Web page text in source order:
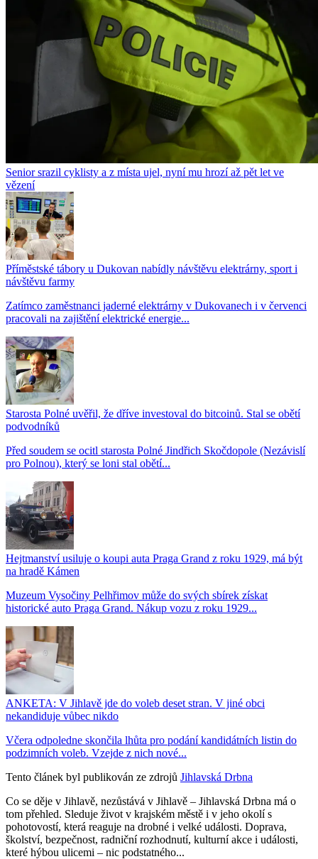
Senior srazil cyklisty a z místa ujel, nyní mu hrozí až pět let ve
vězení
Příměstské tábory u Dukovan nabídly návštěvu elektrárny, sport i
návštěvu farmy
Zatímco zaměstnanci jaderné elektrárny v Dukovanech i v červenci
pracovali na zajištění elektrické energie...
Starosta Polné uvěřil, že dříve investoval do bitcoinů. Stal se obětí
podvodníků
Před soudem se ocitl starosta Polné Jindřich Skočdopole (Nezávislí
pro Polnou), který se loni stal obětí...
Hejtmanství usiluje o koupi auta Praga Grand z roku 1929, má být
na hradě Kámen
Muzeum Vysočiny Pelhřimov může do svých sbírek získat
historické auto Praga Grand. Nákup vozu z roku 1929...
ANKETA: V Jihlavě jde do voleb deset stran. V jiné obci
nekandiduje vůbec nikdo
Včera odpoledne skončila lhůta pro podání kandidátních listin do
podzimních voleb. Vzejde z nich nové...
Tento článek byl publikován ze zdrojů Jihlavská Drbna
Co se děje v Jihlavě, nezůstává v Jihlavě – Jihlavská Drbna má o
tom přehled. Sleduje život v krajském městě i v jeho okolí s
pohotovostí, která reaguje na drobné i velké události. Doprava,
školství, bezpečnost, radniční rozhodnutí, kulturní akce i události,
které hýbou ulicemi – nic podstatného...